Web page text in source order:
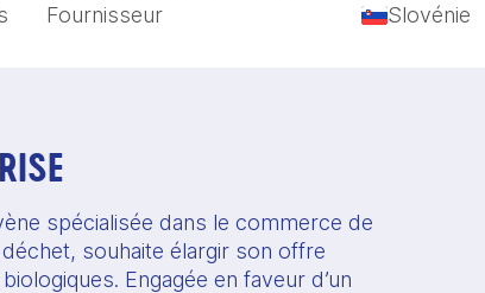
Fournisseur Slovénie
spécialisée dans le commerce de
souhaite élargir son offre
Engagée en faveur d’un